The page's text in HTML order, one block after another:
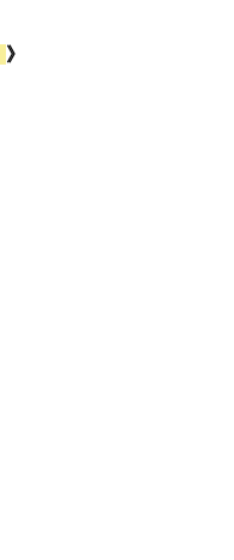
》